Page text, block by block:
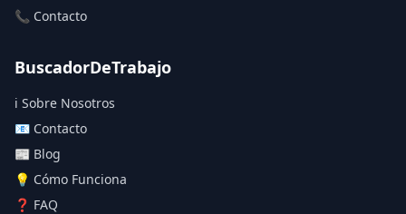
📞 Contacto
BuscadorDeTrabajo
ℹ️ Sobre Nosotros
📧 Contacto
📰 Blog
💡 Cómo Funciona
❓ FAQ